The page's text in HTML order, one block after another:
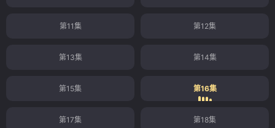
第11集 第12集
第13集 第14集
第15集 第16集
第17集 第18集